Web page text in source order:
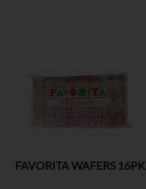
FAVORITA WAFERS 16PK